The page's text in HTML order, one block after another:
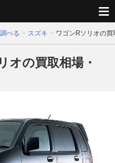
べる スズキ ワゴンRソリオの
オの買取相場・